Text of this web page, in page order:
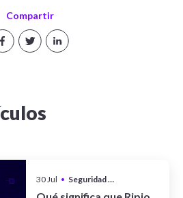
Compartir
30 Jul • Seguridad y Privacidad